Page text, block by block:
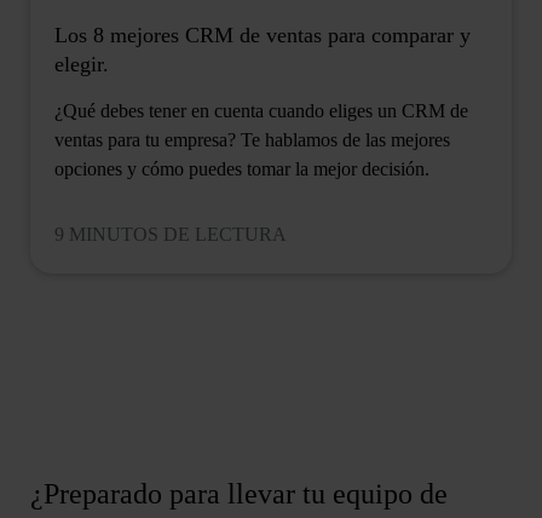
Los 8 mejores CRM de ventas para comparar y
elegir.
¿Qué debes tener en cuenta cuando eliges un CRM de
ventas para tu empresa? Te hablamos de las mejores
opciones y cómo puedes tomar la mejor decisión.
9 MINUTOS DE LECTURA
¿Preparado para llevar tu equipo de